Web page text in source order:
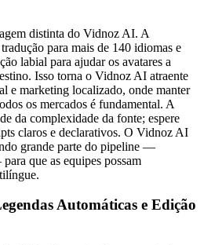
distinta do Vidnoz AI. A
para mais de 140 idiomas e
labial para ajudar os avatares a
Isso torna o Vidnoz AI atraente
e marketing localizado, onde manter
os mercados é fundamental. A
da complexidade da fonte; espere
claros e declarativos. O Vidnoz AI
grande parte do pipeline —
que as equipes possam
Automáticas e Edição